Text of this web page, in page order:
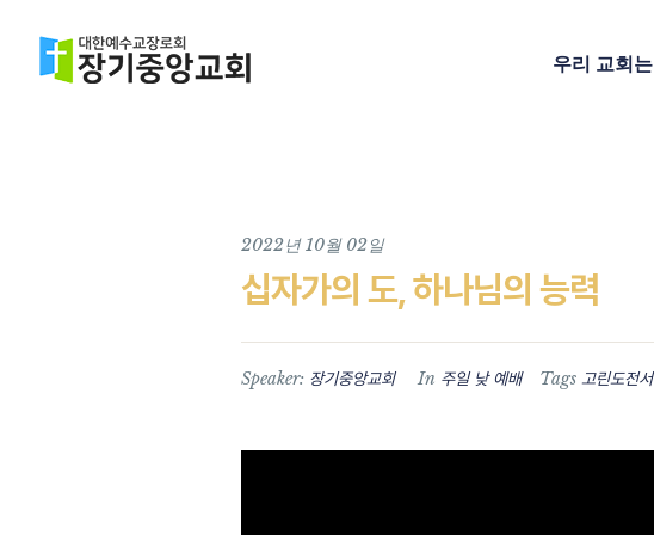
우리 교회는
2022년 10월 02일
십자가의 도, 하나님의 능력
Speaker: 장기중앙교회 In 주일 낮 예배 Tags 고린도전서